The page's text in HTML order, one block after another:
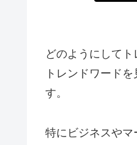
どのようにして
トレンドワード
す。
特にビジネスや